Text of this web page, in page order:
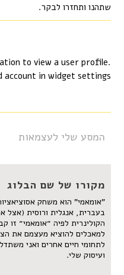
שתהנו ותחזרו לבקר.
to view a user profile.
account in widget settings
המסע שלי לעצמאות
מקורו של שם הבלוג
"אומאמי" הוא משחק
בעברית, אנגלית ורוסית
הקולינרית לפיה ״אומאמי״ זו
למאכלים להוציא מעצמם את
לתחומי חיים אחרים ואני
ועיסוק שלי.